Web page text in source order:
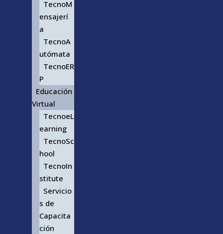
TecnoM
ensajerí
a
TecnoA
utómata
TecnoER
P
Educación
Virtual
TecnoeL
earning
TecnoSc
hool
TecnoIn
stitute
Servicio
s de
Capacita
ción